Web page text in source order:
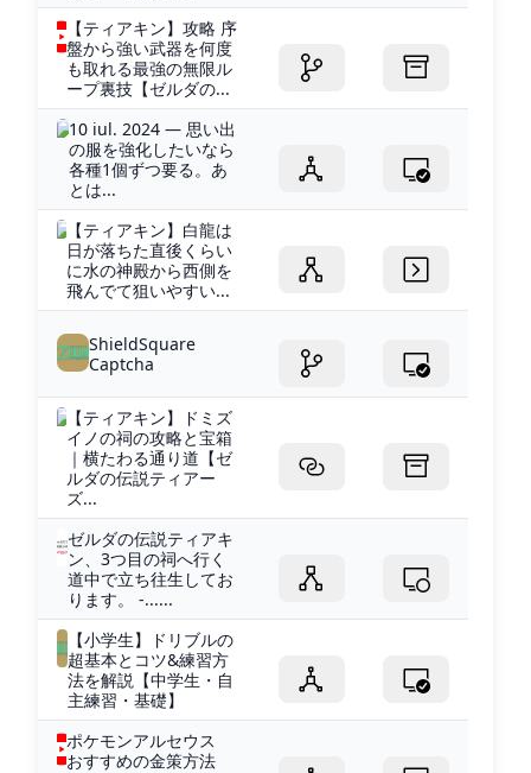
【ティアキン】攻略 序
盤から強い武器を何度
も取れる最強の無限ル
ープ裏技【ゼルダの...
10 iul. 2024 — 思い出
の服を強化したいなら
各種1個ずつ要る。あ
とは...
【ティアキン】白龍は
日が落ちた直後くらい
に水の神殿から西側を
飛んでて狙いやすい...
ShieldSquare
Captcha
【ティアキン】ドミズ
イノの祠の攻略と宝箱
｜横たわる通り道【ゼ
ルダの伝説ティアー
ズ...
ゼルダの伝説ティアキ
ン、3つ目の祠へ行く
道中で立ち往生してお
ります。 -......
【小学生】ドリブルの
超基本とコツ&練習方
法を解説【中学生・自
主練習・基礎】
ポケモンアルセウス
おすすめの金策方法